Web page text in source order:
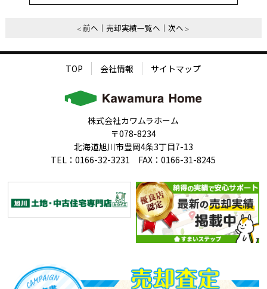
前へ 売却実績一覧へ 次へ
TOP 会社情報 サイトマップ
株式会社カワムラホーム
〒078-8234
北海道旭川市豊岡4条3丁目7-13
TEL：0166-32-3231 FAX：0166-31-8245